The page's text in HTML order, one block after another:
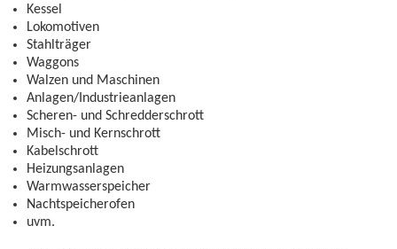
Kessel
Lokomotiven
Stahlträger
Waggons
Walzen und Maschinen
Anlagen/Industrieanlagen
Scheren- und Schredderschrott
Misch- und Kernschrott
Kabelschrott
Heizungsanlagen
Warmwasserspeicher
Nachtspeicherofen
uvm.